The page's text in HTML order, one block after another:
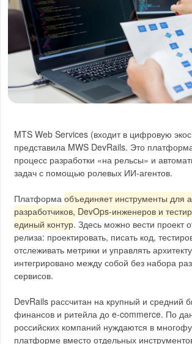
MTS Web Services (входит в цифровую
представила MWS DevRails. Это
процесс разработки «на рельсы» и
задач с помощью ролевых ИИ-агентов.
Платформаобъединяет инструменты для
разработчиков, DevOps-инженеров и
единый контур. Здесь можно вести проект
релиза: проектировать, писать код,
отслеживать метрики и управлять
интегрировано между собой без набора
сервисов.
DevRails рассчитан на крупный и средний
финансов и ритейла до e-commerce. По
российских компаний нуждаются в
платформе вместо отдельных